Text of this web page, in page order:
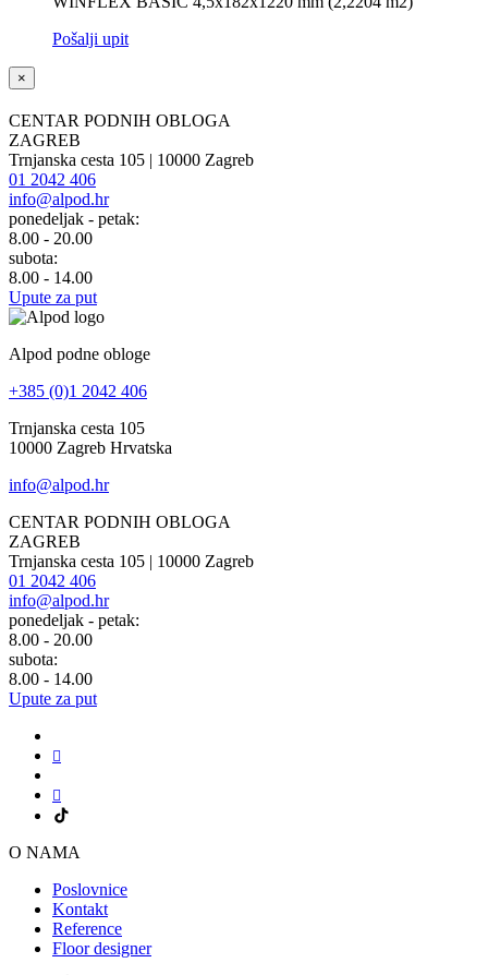
Pošalji upit
×
CENTAR PODNIH OBLOGA
ZAGREB
Trnjanska cesta 105 | 10000 Zagreb
01 2042 406
info@alpod.hr
ponedeljak - petak:
8.00 - 20.00
subota:
8.00 - 14.00
Upute za put
Alpod podne obloge
+385 (0)1 2042 406
Trnjanska cesta 105
10000 Zagreb Hrvatska
info@alpod.hr
CENTAR PODNIH OBLOGA
ZAGREB
Trnjanska cesta 105 | 10000 Zagreb
01 2042 406
info@alpod.hr
ponedeljak - petak:
8.00 - 20.00
subota:
8.00 - 14.00
Upute za put
O NAMA
Poslovnice
Kontakt
Reference
Floor designer